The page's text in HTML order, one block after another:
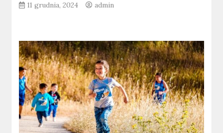
11 grudnia, 2024 admin